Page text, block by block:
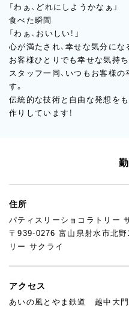
「わぁ、どれにしようかなぁ」
食べた瞬間
「わぁ、おいしい！」
心が満たされ、幸せな気分にな
お客様ひとりでも幸せな気持
スタッフ一同、いつもお客様
す。
伝統的な技術と自由な発想を
作りしています！
住所
パティスリーショコラトリー
〒939-0276 富山県射水市北
リー サクライ
アクセス
あいの風とやま鉄道 越中大